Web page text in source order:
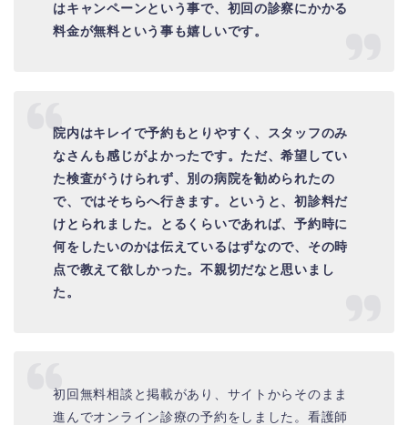
はキャンペーンという事で、初回の診察にかかる
料金が無料という事も嬉しいです。
院内はキレイで予約もとりやすく、スタッフのみ
なさんも感じがよかったです。 ただ、希望してい
た検査がうけられず、別の病院を勧められたの
で、 ではそちらへ行きます。というと、初診料だ
けとられました。
とるくらいであれば、予約時に
何をしたいのかは伝えているはずなので、その時
点で教えて欲しかった。不親切だなと思いまし
た。
初回無料相談と掲載があり、サイトからそのまま
進んでオンライン診療の予約をしました。看護師